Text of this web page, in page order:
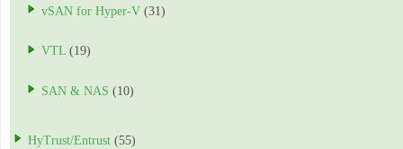
vSAN for Hyper-V (31)
VTL (19)
SAN & NAS (10)
HyTrust/Entrust (55)